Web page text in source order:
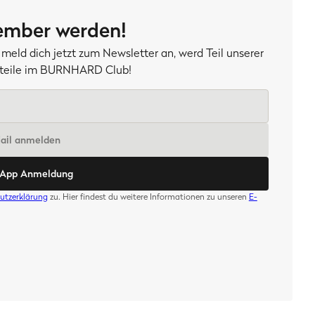
werden!
dich jetzt zum Newsletter an, werd Teil unserer
im BURNHARD Club!
anmelden
Anmeldung
zu. Hier findest du weitere Informationen zu unseren E-